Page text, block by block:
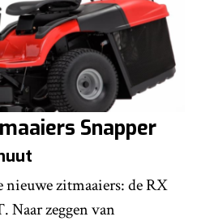
Snapper
nieuwe zitmaaiers: de RX
Naar zeggen van